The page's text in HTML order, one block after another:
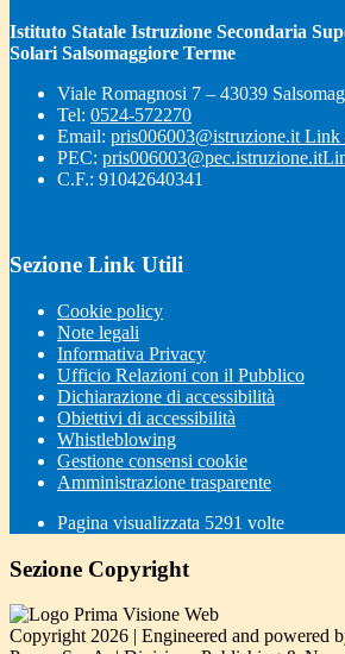
Istituto Statale Istruzione Secondaria
Solari Salsomaggiore Terme
Viale Romagnosi 7 – 43039
Tel: 0524-572270
Email: pris006003@istruzione.it Link
PEC: pris006003@pec.istruzione.it
C.F.: 91042640341
Sezione Link Utili
Cookie policy
Note legali
Informativa Privacy
Ufficio Relazioni con il Pubblico
Dichiarazione di accessibilità
Obiettivi di accessibilità
Whistleblowing
Gestione consensi cookie
Amministrazione trasparente
Pagina visualizzata 5291 volte
Sezione Copyright
Copyright 2026 | Engineered and powered